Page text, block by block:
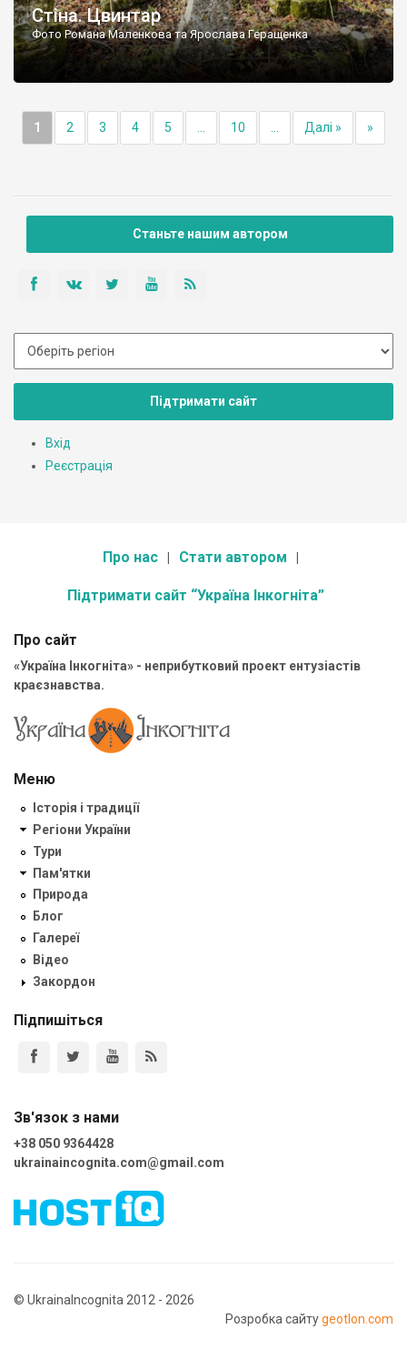
Стіна. Цвинтар
Фото Романа Маленкова та Ярослава Геращенка
1 2 3 4 5 10 Далі » »
Станьте нашим автором
Підтримати сайт
Вхід
Реєстрація
Про нас Стати автором
Підтримати сайт “Україна Інкогніта”
Про сайт
«Україна Інкогніта» - неприбутковий проект ентузіастів
краєзнавства.
Меню
Історія і традиції
Регіони України
Тури
Пам'ятки
Природа
Блог
Галереї
Відео
Закордон
Підпишіться
Зв'язок з нами
+38 050 9364428
ukrainaincognita.com@gmail.com
© UkrainaIncognita 2012 - 2026
Розробка сайтуgeotlon.com